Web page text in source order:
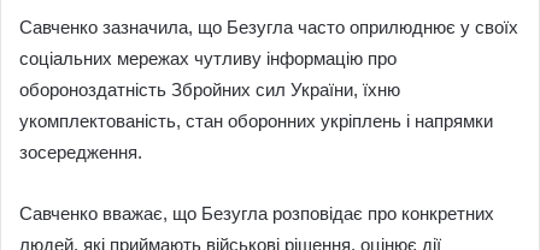
Савченко зазначила, що Безугла часто оприлюднює у своїх
соціальних мережах чутливу інформацію про
обороноздатність Збройних сил України, їхню
укомплектованість, стан оборонних укріплень і напрямки
зосередження.
Савченко вважає, що Безугла розповідає про конкретних
людей, які приймають військові рішення, оцінює дії